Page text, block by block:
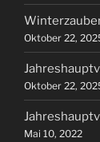
Oktober 22,
Oktober 22,
Mai 10, 2022